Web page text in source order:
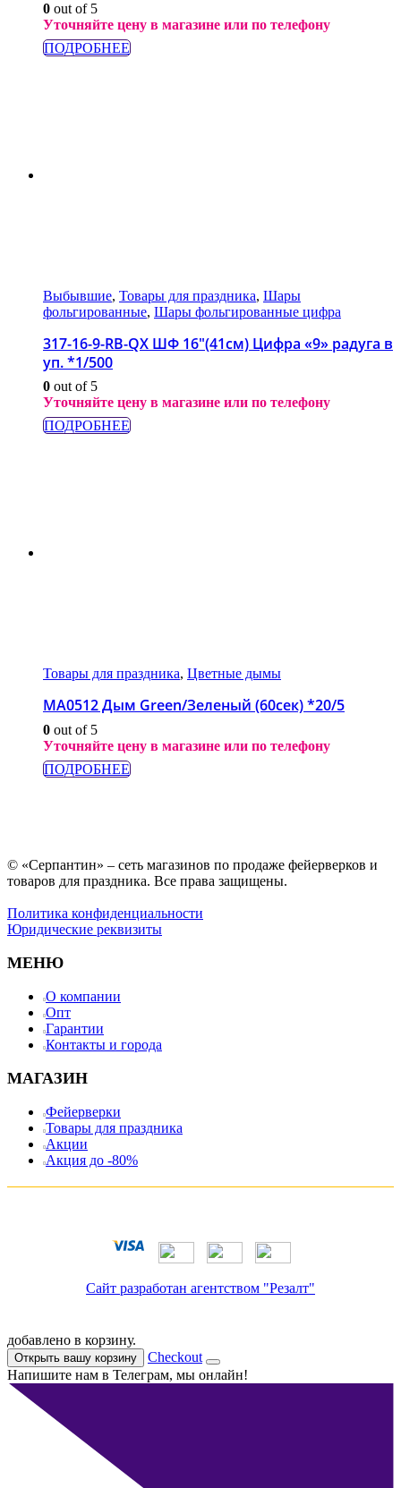
0 out of 5
Уточняйте цену в магазине или по телефону
ПОДРОБНЕЕ
Выбывшие, Товары для праздника, Шары
фольгированные, Шары фольгированные цифра
317-16-9-RB-QX ШФ 16″(41см) Цифра «9» радуга в
уп. *1/500
0 out of 5
Уточняйте цену в магазине или по телефону
ПОДРОБНЕЕ
Товары для праздника, Цветные дымы
МА0512 Дым Green/Зеленый (60сек) *20/5
0 out of 5
Уточняйте цену в магазине или по телефону
ПОДРОБНЕЕ
© «Серпантин» – сеть магазинов по продаже фейерверков и
товаров для праздника. Все права защищены.
Политика конфиденциальности
Юридические реквизиты
МЕНЮ
О компании
Опт
Гарантии
Контакты и города
МАГАЗИН
Фейерверки
Товары для праздника
Акции
Акция до -80%
Сайт разработан агентством "Резалт"
добавлено в корзину.
Открыть вашу корзину
Checkout
Напишите нам в Телеграм, мы онлайн!